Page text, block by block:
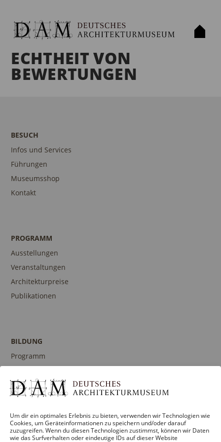
Um dir ein optimales Erlebnis zu bieten, verwenden wir Technologien wie
Cookies, um Geräteinformationen zu speichern und/oder darauf
zuzugreifen. Wenn du diesen Technologien zustimmst, können wir Daten
wie das Surfverhalten oder eindeutige IDs auf dieser Website
ECHTHEIT VON
BEWERTUNGEN
BESUCH
Infos und Services
Führungen
Museumsshop
Kontakt
PROGRAMM
Ausstellungen
Veranstaltungen
Architekturpreise
Publikationen
BILDUNG
Programm
Publikationen
Ansprechpartner